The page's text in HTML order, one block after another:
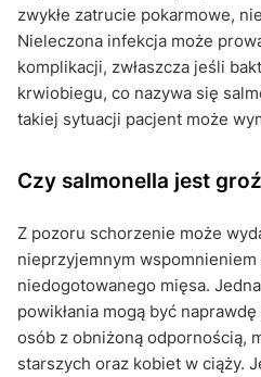
zwykłe zatrucie pokarmowe,
Nieleczona infekcja może
komplikacji, zwłaszcza jeśli
krwiobiegu, co nazywa się
takiej sytuacji pacjent może
Czy salmonella jest
Z pozoru schorzenie może
nieprzyjemnym
niedogotowanego mięsa.
powikłania mogą być
osób z obniżoną odpornością,
starszych oraz kobiet w ciąży.